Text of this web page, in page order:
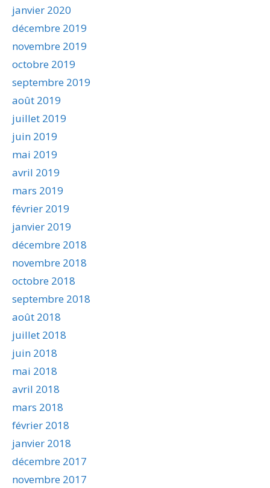
janvier 2020
décembre 2019
novembre 2019
octobre 2019
septembre 2019
août 2019
juillet 2019
juin 2019
mai 2019
avril 2019
mars 2019
février 2019
janvier 2019
décembre 2018
novembre 2018
octobre 2018
septembre 2018
août 2018
juillet 2018
juin 2018
mai 2018
avril 2018
mars 2018
février 2018
janvier 2018
décembre 2017
novembre 2017